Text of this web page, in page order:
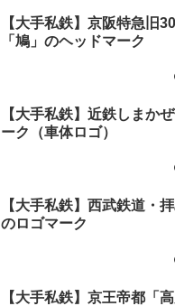
【大手私鉄】京阪特急旧
「鳩」のヘッドマーク
【大手私鉄】近鉄しまか
ーク（車体ロゴ）
【大手私鉄】西武鉄道・
のロゴマーク
【大手私鉄】京王帝都「